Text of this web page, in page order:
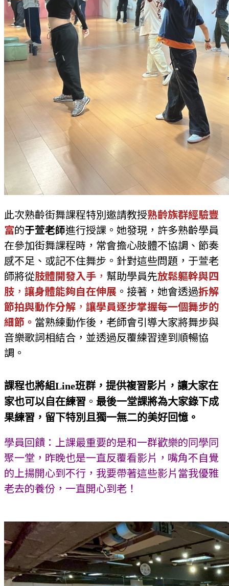
此次熟齡街舞課程特別邀請教授熟齡族群經驗豐
富的于萱老師進行授課。她發現，許多熟齡學員
在參加街舞課程時，常會擔心肢體不協調、節奏
感不足、或記不住舞步。針對這些問題，于萱老
師將從肢體開發入手 ， 幫助學員先放鬆軀幹與四
肢 ， 讓身體能夠自在伸展 。接著，她會透過拆解
節拍與動作分解 ， 讓學員逐步掌握每一個舞步的
細節。 當熟練動作後，老師會引導大家將舞步與
音樂歌詞相結合，並透過反覆練習達到順暢協
調。
課程也將組Line班群，提供複習影片，讓大家在
家也可以自在練習 。 最後一堂課將為大家錄下成
果練習，留下特別且獨一無二的美好回憶。
學員回饋：上課最重要的是和一群歡樂的同學同
聚一堂，昨晚也是一直反覆看影片，嘴角不自覺
的上揚開心到不行，我要帶著這些影片當我優雅
老去的養份，一直開心到老！